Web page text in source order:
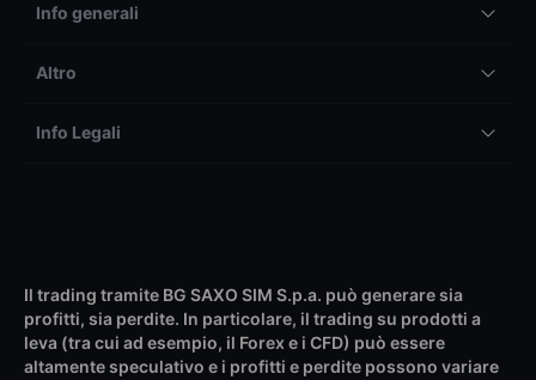
Info generali
Altro
Info Legali
Il trading tramite BG SAXO SIM S.p.a. può generare sia
profitti, sia perdite. In particolare, il trading su prodotti a
leva (tra cui ad esempio, il Forex e i CFD) può essere
altamente speculativo e i profitti e perdite possono variare